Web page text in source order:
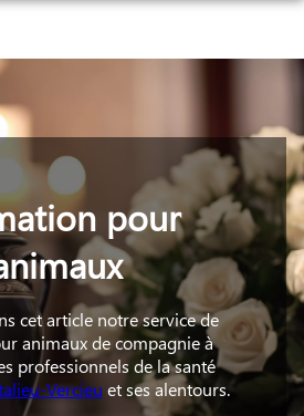
pour
cet article notre service de
animaux de compagnie à
professionnels de la santé
Vercieu et ses alentours.